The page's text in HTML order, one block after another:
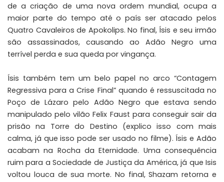
de a criação de uma nova ordem mundial, ocupa a
maior parte do tempo até o país ser atacado pelos
Quatro Cavaleiros de Apokolips. No final, Ísis e seu irmão
são assassinados, causando ao Adão Negro uma
terrível perda e sua queda por vingança.
Ísis também tem um belo papel no arco “Contagem
Regressiva para a Crise Final” quando é ressuscitada no
Poço de Lázaro pelo Adão Negro que estava sendo
manipulado pelo vilão Felix Faust para conseguir sair da
prisão na Torre do Destino (explico isso com mais
calma, já que isso pode ser usado no filme). Ísis e Adão
acabam na Rocha da Eternidade. Uma consequência
ruim para a Sociedade de Justiça da América, já que Isis
voltou louca de sua morte. No final, Shazam retorna e